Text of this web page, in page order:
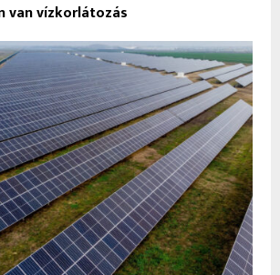
van vízkorlátozás